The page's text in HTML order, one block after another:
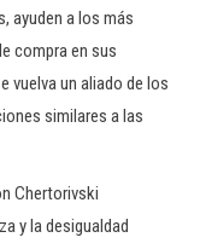
ayuden a los más
compra en sus
vuelva un aliado de los
similares a las
Chertorivski
y la desigualdad